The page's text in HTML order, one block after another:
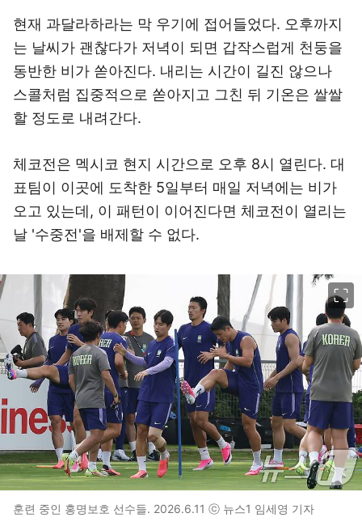
현재 과달라하라는 막 우기에 접어들었다. 오후까지
는 날씨가 괜찮다가 저녁이 되면 갑작스럽게 천둥을
동반한 비가 쏟아진다. 내리는 시간이 길진 않으나
스콜처럼 집중적으로 쏟아지고 그친 뒤 기온은 쌀쌀
할 정도로 내려간다.
체코전은 멕시코 현지 시간으로 오후 8시 열린다. 대
표팀이 이곳에 도착한 5일부터 매일 저녁에는 비가
오고 있는데, 이 패턴이 이어진다면 체코전이 열리는
날 '수중전'을 배제할 수 없다.
훈련 중인 홍명보호 선수들. 2026.6.11 ⓒ 뉴스1 임세영 기자